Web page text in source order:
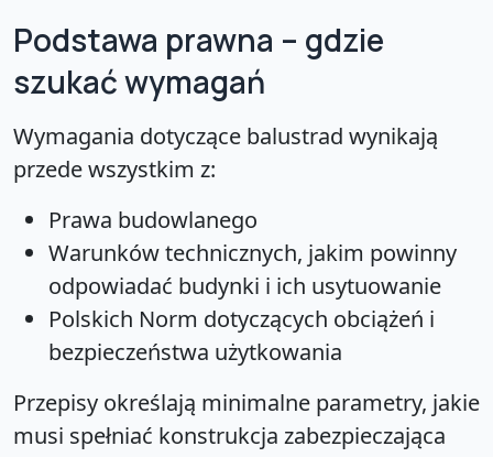
Podstawa prawna – gdzie
szukać wymagań
Wymagania dotyczące balustrad wynikają
przede wszystkim z:
Prawa budowlanego
Warunków technicznych, jakim powinny
odpowiadać budynki i ich usytuowanie
Polskich Norm dotyczących obciążeń i
bezpieczeństwa użytkowania
Przepisy określają minimalne parametry, jakie
musi spełniać konstrukcja zabezpieczająca